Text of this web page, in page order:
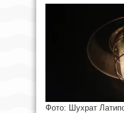
Фото: Шухрат